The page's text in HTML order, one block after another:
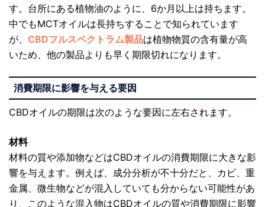
す。台所にある植物油のように、6か月以上は持ちます。
中でもMCTオイルは長持ちすることで知られています
が、 CBDフルスペクトラム製品は植物物質の含有量が高
いため、他の製品よりも早く期限切れになります。
消費期限に影響を与える要因
CBDオイルの期限は次のような要因に左右されます。
材料
材料の質や添加物などはCBDオイルの消費期限に大きな影
響を与えます。例えば、成分分析が不十分だと、カビ、重
金属、微生物などが混入していても分からない可能性があ
り、このような混入物はCBDオイルの質や消費期限に影響